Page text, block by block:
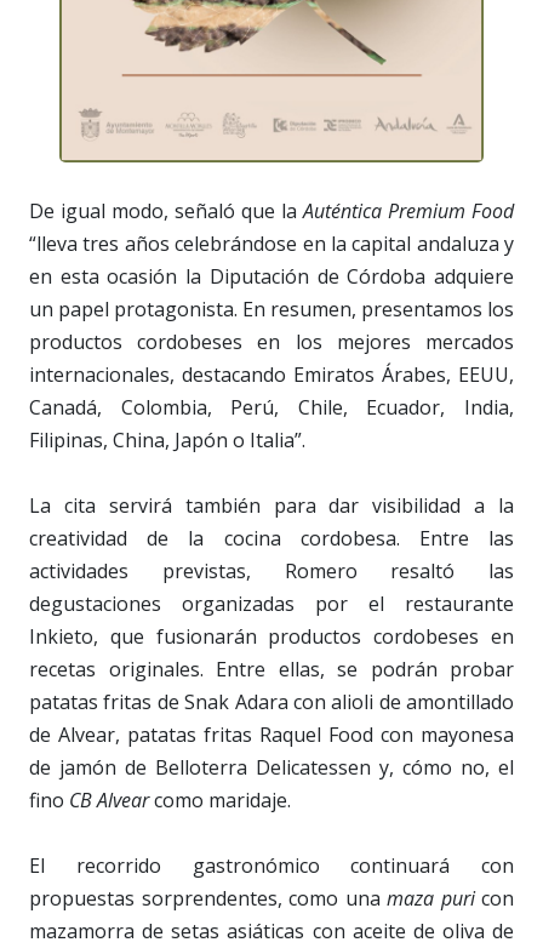
De igual modo, señaló que laAuténtica Premium Food
“lleva tres años celebrándose en la capital andaluza y
en esta ocasión la Diputación de Córdoba adquiere
un papel protagonista. En resumen, presentamos los
productos cordobeses en los mejores mercados
internacionales, destacando Emiratos Árabes, EEUU,
Canadá, Colombia, Perú, Chile, Ecuador, India,
Filipinas, China, Japón o Italia”.
La cita servirá también para dar visibilidad a la
creatividad de la cocina cordobesa. Entre las
actividades previstas, Romero resaltó las
degustaciones organizadas por el restaurante
Inkieto, que fusionarán productos cordobeses en
recetas originales. Entre ellas, se podrán probar
patatas fritas de Snak Adara con alioli de amontillado
de Alvear, patatas fritas Raquel Food con mayonesa
de jamón de Belloterra Delicatessen y, cómo no, el
fino CB Alvearcomo maridaje.
El recorrido gastronómico continuará con
propuestas sorprendentes, como una maza puricon
mazamorra de setas asiáticas con aceite de oliva de